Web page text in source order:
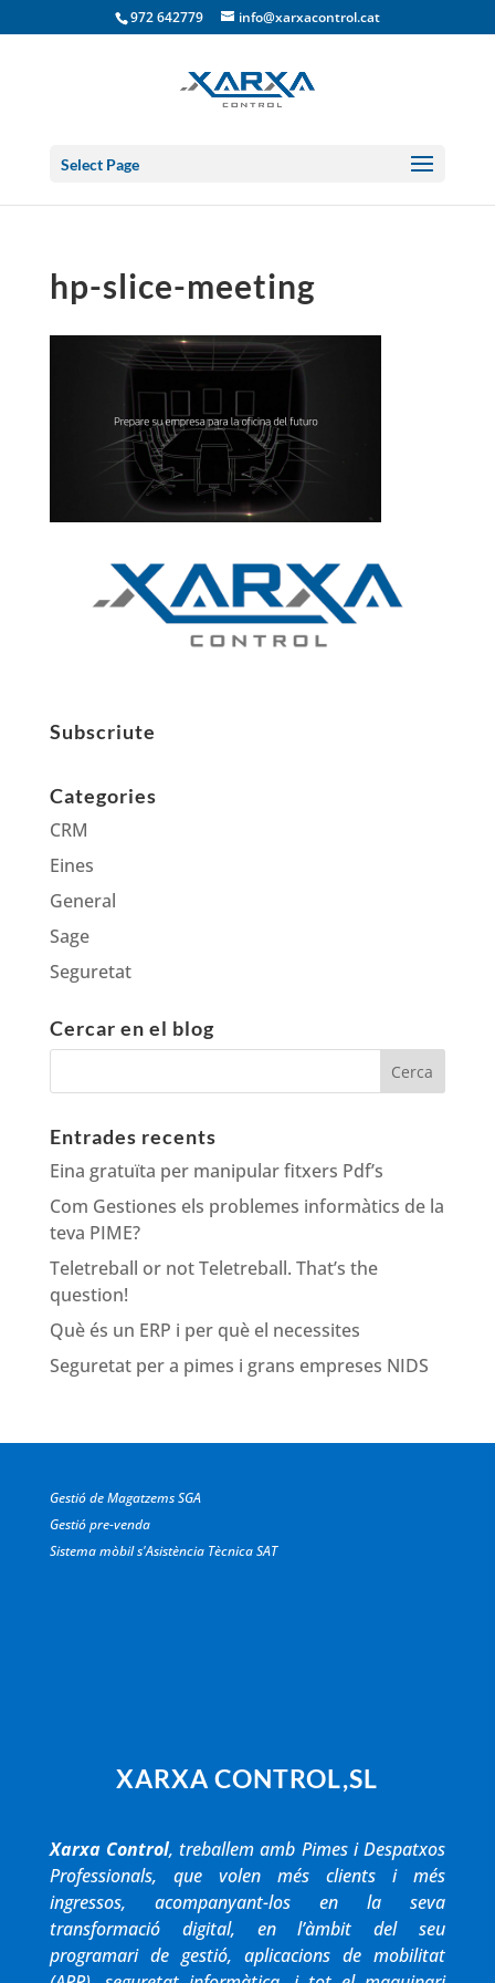
972 642779 info@xarxacontrol.cat
Select Page
hp-slice-meeting
Subscriute
Categories
CRM
Eines
General
Sage
Seguretat
Cercar en el blog
Entrades recents
Eina gratuïta per manipular fitxers Pdf’s
Com Gestiones els problemes informàtics de la
teva PIME?
Teletreball or not Teletreball. That’s the
question!
Què és un ERP i per què el necessites
Seguretat per a pimes i grans empreses NIDS
Gestió de Magatzems SGA
Gestió pre-venda
Sistema mòbil s'Asistència Tècnica SAT
XARXA CONTROL,SL
Xarxa Control, treballem amb Pimes i Despatxos
Professionals, que volen més clients i més
ingressos, acompanyant-los en la seva
transformació digital, en l’àmbit del seu
programari de gestió, aplicacions de mobilitat